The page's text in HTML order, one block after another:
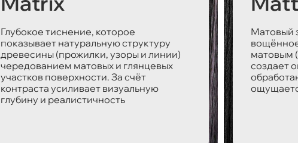
Глубокое тиснение, которое
показывает натуральную структуру
древесины (прожилки, узоры и линии)
чередованием матовых и глянцевых
участков поверхности. За счёт
контраста усиливает визуальную
глубину и реалистичность
Матовый
матовым
создает